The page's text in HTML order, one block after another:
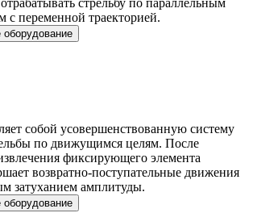
стрельбу по параллельным
с переменной траекторией.
собой усовершенствованную систему
по движущимся целям. После
фиксирующего элемента
возвратно-поступательные движения
затуханием амплитуды.